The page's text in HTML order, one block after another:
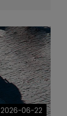
2026-06-22